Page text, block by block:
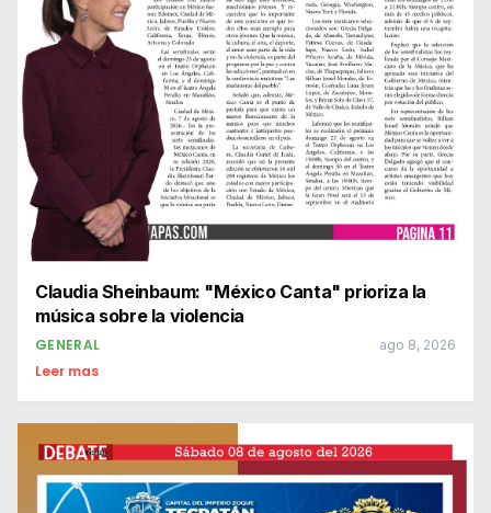
Claudia Sheinbaum: "México Canta" prioriza la
música sobre la violencia
GENERAL ago 8, 2026
Leer mas